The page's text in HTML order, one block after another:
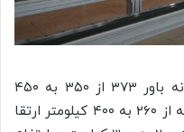
با این حساب، برد رادار کشف سامانه باور ۳۷۳ از ۳۵۰ به ۴۵۰
کیلومتر و برد رادار درگیری این سامانه از ۲۶۰ به ۴۰۰ کیلومتر ارتقا